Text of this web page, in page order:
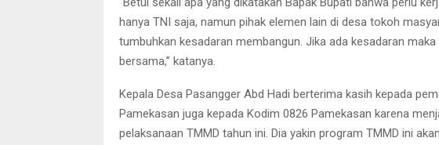
hanya TNI saja, namun pihak elemen lain di desa tokoh
tumbuhkan kesadaran membangun. Jika ada kesadaran
bersama,” katanya.
Kepala Desa Pasangger Abd Hadi berterima kasih kepada
Pamekasan juga kepada Kodim 0826 Pamekasan karena
pelaksanaan TMMD tahun ini. Dia yakin program TMMD ini